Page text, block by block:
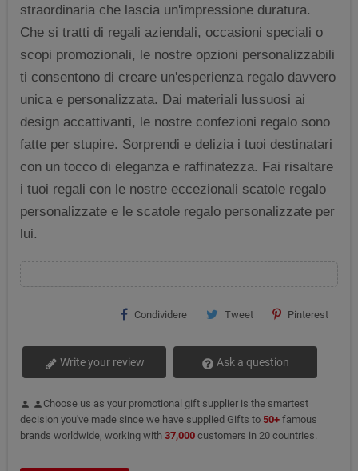
straordinaria che lascia un'impressione duratura.
Che si tratti di regali aziendali, occasioni speciali o
scopi promozionali, le nostre opzioni personalizzabili
ti consentono di creare un'esperienza regalo davvero
unica e personalizzata. Dai materiali lussuosi ai
design accattivanti, le nostre confezioni regalo sono
fatte per stupire. Sorprendi e delizia i tuoi destinatari
con un tocco di eleganza e raffinatezza. Fai risaltare
i tuoi regali con le nostre eccezionali scatole regalo
personalizzate e le scatole regalo personalizzate per
lui.
Condividere Tweet Pinterest
Write your review Ask a question
person personChoose us as your promotional gift supplier is the smartest
decision you've made since we have supplied Gifts to 50+ famous
brands worldwide, working with 37,000 customers in 20 countries.